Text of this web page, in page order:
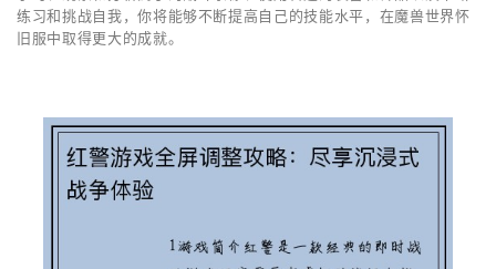
练习和挑战自我，你将能够不断提高自己的技能水平，在魔兽世界怀
旧服中取得更大的成就。